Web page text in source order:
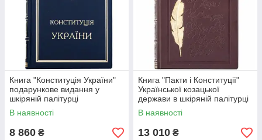
Книга "Конституція України"
подарункове видання у
шкіряній палітурці
В наявності
8 860 ₴
Книга "Пакти і Конституції"
Української козацької
держави в шкіряній палітурці
В наявності
13 010 ₴